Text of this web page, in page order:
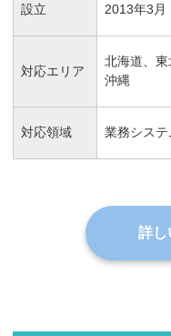
設立 2013年3月
対応エリア
北海道、東
沖縄
対応領域 業務システ
詳し